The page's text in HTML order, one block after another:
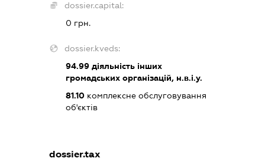
dossier.capital:
0 грн.
dossier.kveds:
94.99 діяльність інших
громадських організацій, н.в.і.у.
81.10 комплексне обслуговування
об'єктів
dossier.tax